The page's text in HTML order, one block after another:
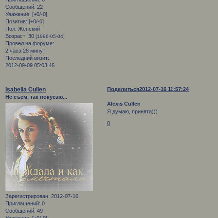
Сообщений: 22
Уважение: [+0/-0]
Позитив: [+0/-0]
Пол: Женский
Возраст: 30 [1996-05-04]
Провел на форуме:
2 часа 28 минут
Последний визит:
2012-09-09 05:03:46
Поделиться2012-07-16 11:57:24
Isabella Cullen
Не съем, так покусаю...
Зарегистрирован: 2012-07-16
Приглашений: 0
Сообщений: 49
Alexis Cullen
Я думаю, принята)))
0